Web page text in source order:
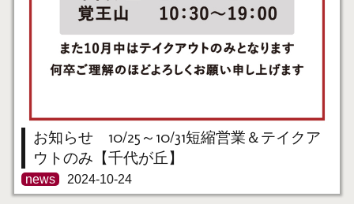
お知らせ 10/25～10/31短縮営業＆テイクア
ウトのみ【千代が丘】
news 2024-10-24